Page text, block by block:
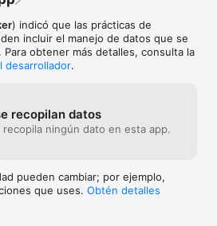
) indicó que las prácticas de
incluir el manejo de datos que se
obtener más detalles, consulta la
desarrollador.
recopilan datos
recopila ningún dato en esta app.
pueden cambiar; por ejemplo,
que uses. Obtén detalles